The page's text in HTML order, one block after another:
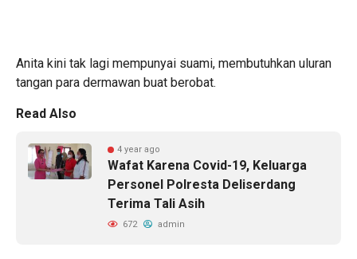
Anita kini tak lagi mempunyai suami, membutuhkan uluran
tangan para dermawan buat berobat.
Read Also
4 year ago
Wafat Karena Covid-19, Keluarga
Personel Polresta Deliserdang
Terima Tali Asih
672 admin